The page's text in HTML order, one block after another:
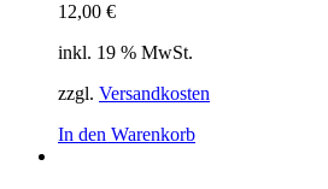
12,00 €
inkl. 19 % MwSt.
zzgl. Versandkosten
In den Warenkorb